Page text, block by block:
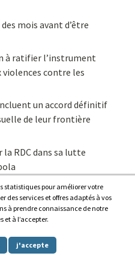
mois avant d’être
à ratifier l’instrument
violences contre les
un accord définitif
de leur frontière
la RDC dans sa lutte
continent en continu
Theme: Awaken by
statistiques pour améliorer votre
des services et offres adaptés à vos
à prendre connaissance de notre
et à l’accepter.
j'accepte